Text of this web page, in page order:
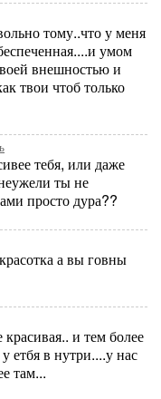
тому..что у меня
умом
внешностью и
твои чтоб только
тебя, или даже
ты не
просто дура??
а вы говны
красивая.. и тем более
етбя в нутри....у нас
там...